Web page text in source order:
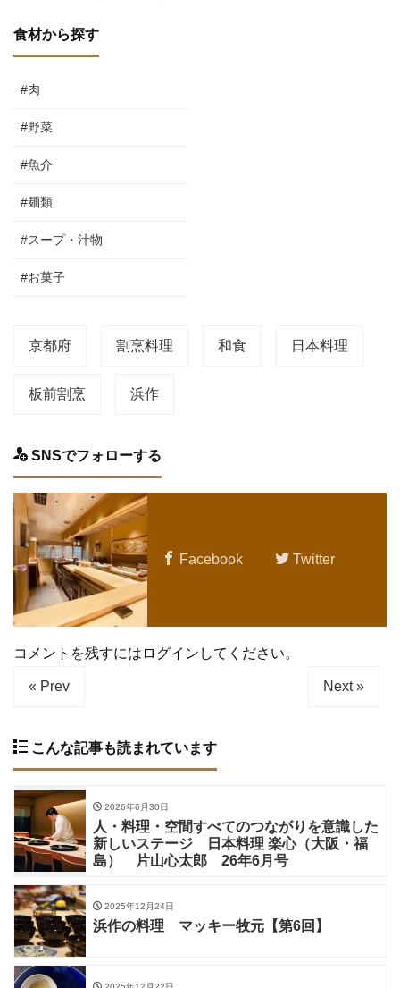
食材から探す
#肉
#野菜
#魚介
#麺類
#スープ・汁物
#お菓子
京都府 割烹料理 和食 日本料理
板前割烹 浜作
SNSでフォローする
Facebook Twitter
コメントを残すにはログインしてください。
« Prev Next »
こんな記事も読まれています
2026年6月30日
人・料理・空間すべてのつながりを意識した
新しいステージ 日本料理 楽心（大阪・福
島） 片山心太郎 26年6月号
2025年12月24日
浜作の料理 マッキー牧元【第6回】